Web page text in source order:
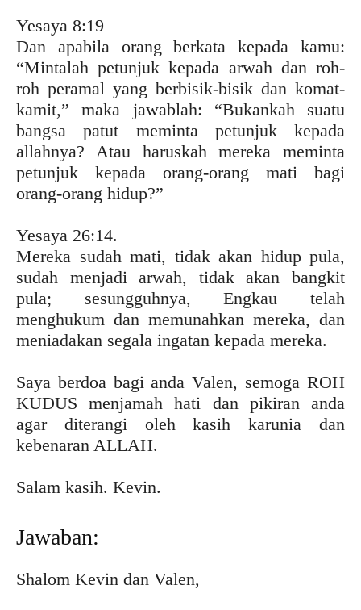
Yesaya 8:19
Dan apabila orang berkata kepada kamu:
“Mintalah petunjuk kepada arwah dan roh-
roh peramal yang berbisik-bisik dan komat-
kamit,” maka jawablah: “Bukankah suatu
bangsa patut meminta petunjuk kepada
allahnya? Atau haruskah mereka meminta
petunjuk kepada orang-orang mati bagi
orang-orang hidup?”
Yesaya 26:14.
Mereka sudah mati, tidak akan hidup pula,
sudah menjadi arwah, tidak akan bangkit
pula; sesungguhnya, Engkau telah
menghukum dan memunahkan mereka, dan
meniadakan segala ingatan kepada mereka.
Saya berdoa bagi anda Valen, semoga ROH
KUDUS menjamah hati dan pikiran anda
agar diterangi oleh kasih karunia dan
kebenaran ALLAH.
Salam kasih. Kevin.
Jawaban:
Shalom Kevin dan Valen,